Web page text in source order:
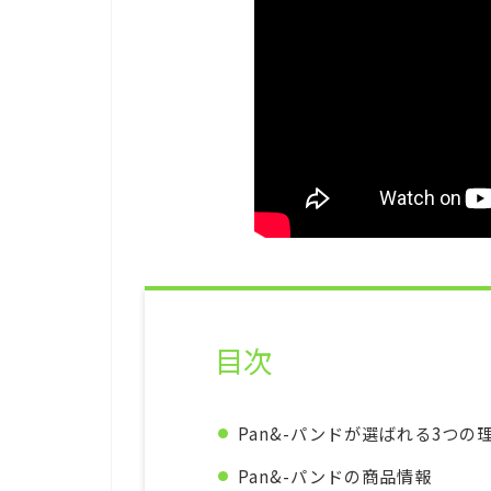
目次
Pan&-パンドが選ばれる3つの
Pan&-パンドの商品情報